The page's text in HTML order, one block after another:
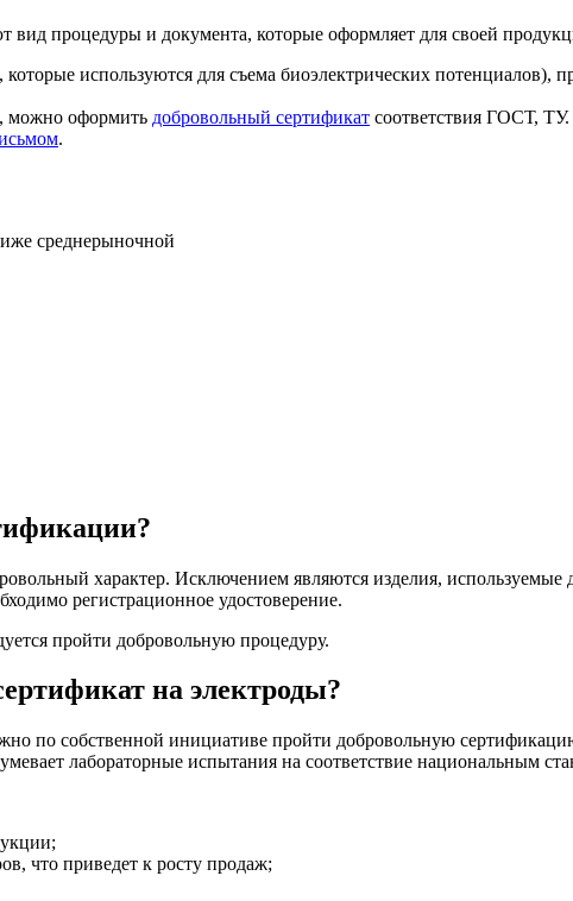
вид процедуры и документа, которые оформляет для своей
используются для съема биоэлектрических потенциалов),
можно оформить добровольный сертификат соответствия ГОСТ, ТУ.
.
среднерыночной
характер. Исключением являются изделия, используемые
регистрационное удостоверение.
пройти добровольную процедуру.
на электроды?
по собственной инициативе пройти добровольную
лабораторные испытания на соответствие национальным
что приведет к росту продаж;